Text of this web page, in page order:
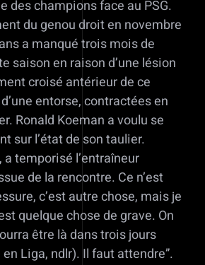
des champions face au PSG.
du genou droit en novembre
a manqué trois mois de
saison en raison d’une lésion
croisé antérieur de ce
entorse, contractées en
Ronald Koeman a voulu se
sur l’état de son taulier.
a temporisé l’entraîneur
de la rencontre. Ce n’est
c’est autre chose, mais je
quelque chose de grave. On
être là dans trois jours
Liga, ndlr). Il faut attendre”.